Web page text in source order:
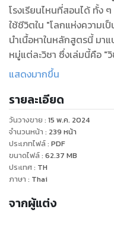
โรงเรียนไหนที่สอนได้ ทั้ง
ใช้ชีวิตใน "โลกแห่งความเ
นำเนื้อหาในหลักสูตรนี้ มา
หมู่แต่ละวิชา ซึ่งเล่มนี้คือ "
อย่างแท้จริง และสามารถอ
แสดงมากขึ้น
รายละเอียด
วันวางขาย : 15 พ.ค. 2024
จำนวนหน้า : 239 หน้า
ประเภทไฟล์: PDF
ขนาดไฟล์: 62.37 MB
ประเทศ: TH
ภาษา : Thai
จากผู้แต่ง